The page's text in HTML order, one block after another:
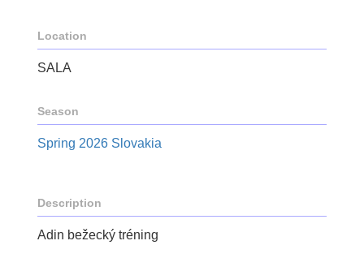
Location
SALA
Season
Spring 2026 Slovakia
Description
Adin bežecký tréning